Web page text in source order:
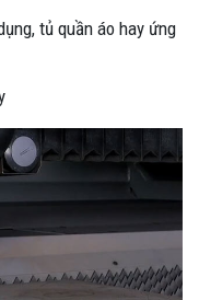
tủ quần áo hay ứng